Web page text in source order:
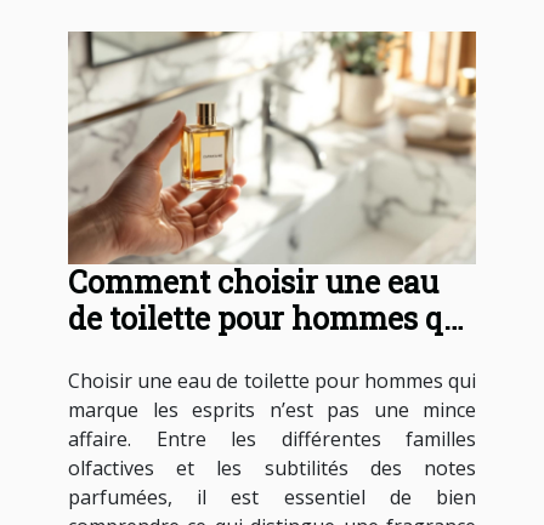
Comment choisir une eau
de toilette pour hommes qui
Choisir une eau de toilette pour hommes qui
marque les esprits n’est pas une mince
affaire. Entre les différentes familles
olfactives et les subtilités des notes
parfumées, il est essentiel de bien